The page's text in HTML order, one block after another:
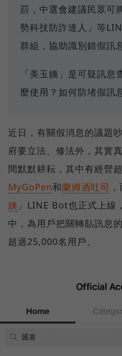
罰，中選會建議民眾可
勢科技防詐達人」等
群組，協助識別錯假訊
「美玉姨」是可疑訊
麼使用？如何防堵假訊
近日，有關假消息的議題
府要立法、修法外，其實
間默默耕耘，其中有經營
MyGoPen和蘭姆酒吐司
姨 」LINE Bot也正式上線
中，為用戶把關轉貼訊息
超過25,000名用戶。